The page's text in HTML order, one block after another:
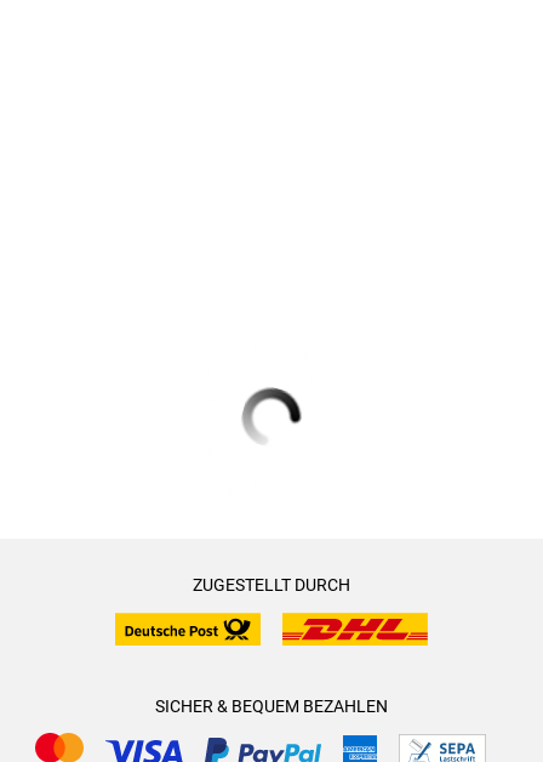
ZUGESTELLT DURCH
SICHER & BEQUEM BEZAHLEN